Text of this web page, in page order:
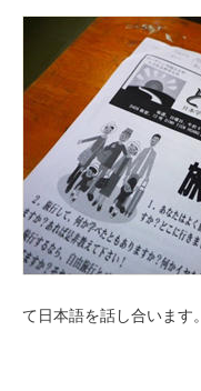
て日本語を話し合います。